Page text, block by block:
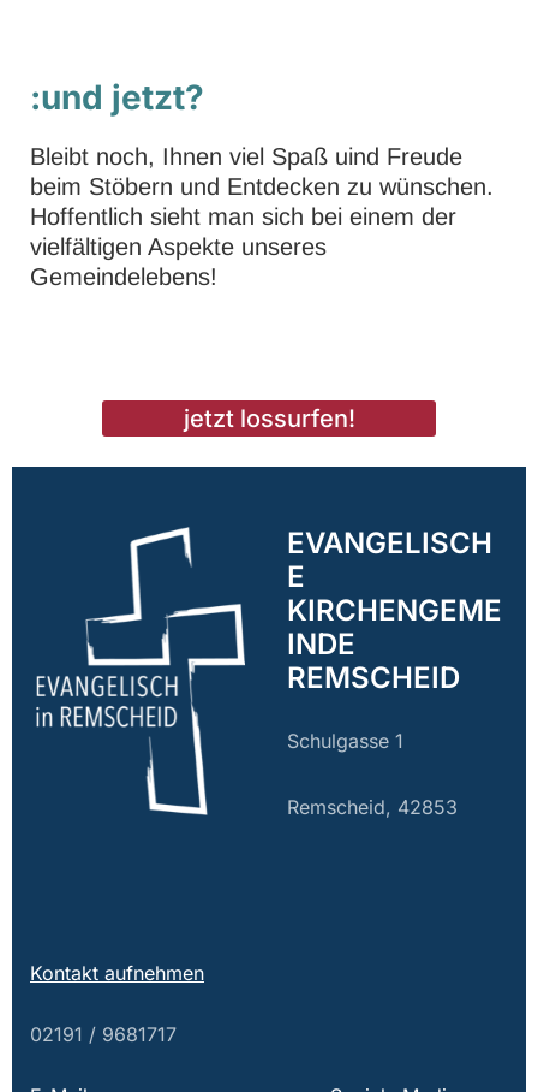
:und jetzt?
Bleibt noch, Ihnen viel Spaß uind Freude
beim Stöbern und Entdecken zu wünschen.
Hoffentlich sieht man sich bei einem der
vielfältigen Aspekte unseres
Gemeindelebens!
jetzt lossurfen!
EVANGELISCH
E
KIRCHENGEME
INDE
REMSCHEID
Schulgasse 1
Remscheid, 42853
Kontakt aufnehmen
02191 / 9681717